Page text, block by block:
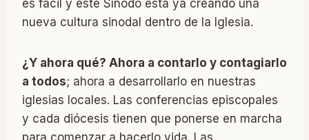
es fácil y este Sínodo está ya creando una
nueva cultura sinodal dentro de la Iglesia.
¿Y ahora qué? Ahora a contarlo y contagiarlo
a todos; ahora a desarrollarlo en nuestras
iglesias locales. Las conferencias episcopales
y cada diócesis tienen que ponerse en marcha